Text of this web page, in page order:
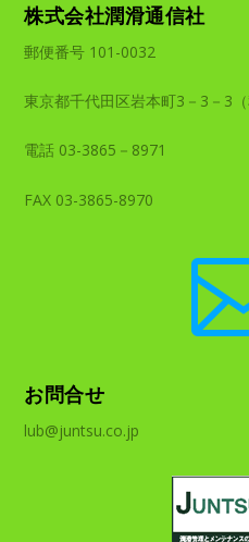
株式会社潤滑通信社
郵便番号 101-0032
東京都千代田区岩本町3－3－3（
電話 03-3865－8971
FAX 03-3865-8970
お問合せ
lub@juntsu.co.jp